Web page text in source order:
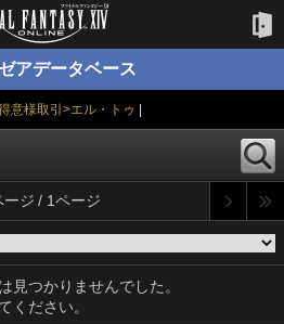
アデータベース
意様取引>エル・トゥ
ージ / 1ページ
見つかりませんでした。
ください。